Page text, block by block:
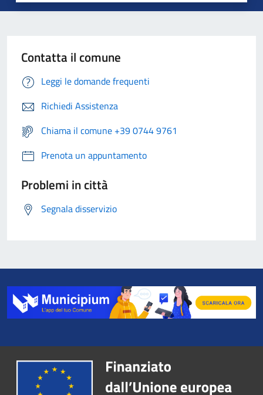
Contatta il comune
Leggi le domande frequenti
Richiedi Assistenza
Chiama il comune +39 0744 9761
Prenota un appuntamento
Problemi in città
Segnala disservizio